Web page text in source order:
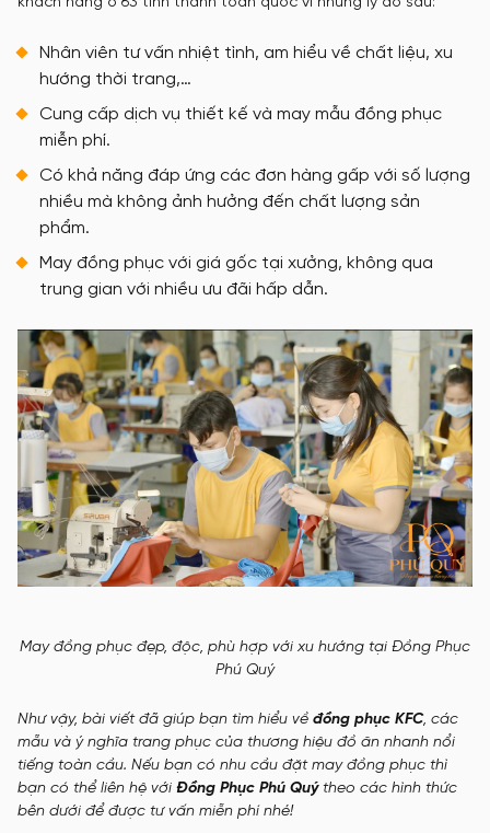
Nhân viên tư vấn nhiệt tình, am hiểu về chất liệu, xu
hướng thời trang,…
Cung cấp dịch vụ thiết kế và may mẫu đồng phục
miễn phí.
Có khả năng đáp ứng các đơn hàng gấp với số lượng
nhiều mà không ảnh hưởng đến chất lượng sản
phẩm.
May đồng phục với giá gốc tại xưởng, không qua
trung gian với nhiều ưu đãi hấp dẫn.
May đồng phục đẹp, độc, phù hợp với xu hướng tại Đồng Phục
Phú Quý
Như vậy, bài viết đã giúp bạn tìm hiểu về đồng phục KFC, các
mẫu và ý nghĩa trang phục của thương hiệu đồ ăn nhanh nổi
tiếng toàn cầu. Nếu bạn có nhu cầu đặt may đồng phục thì
bạn có thể liên hệ với Đồng Phục Phú Quýtheo các hình thức
bên dưới để được tư vấn miễn phí nhé!